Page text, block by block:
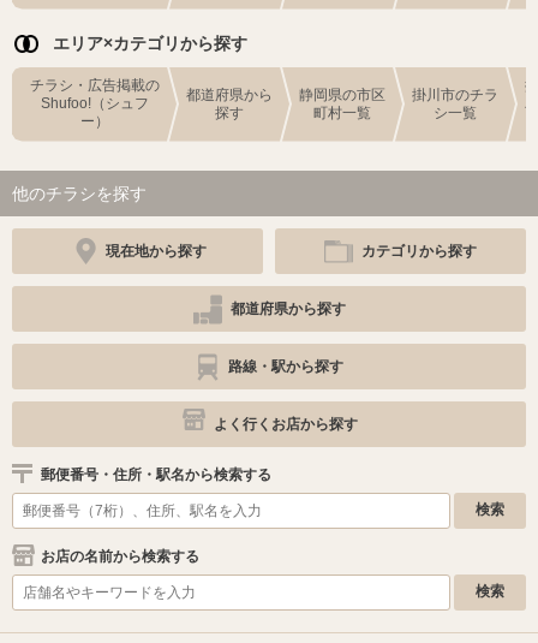
エリア×カテゴリから探す
チラシ・広告掲載の
Shufoo!（シュフ
ー）
都道府県から
探す
静岡県の市区
町村一覧
掛川市のチラ
シ一覧
他のチラシを探す
現在地から探す カテゴリから探す
都道府県から探す
路線・駅から探す
よく行くお店から探す
郵便番号・住所・駅名から検索する
お店の名前から検索する